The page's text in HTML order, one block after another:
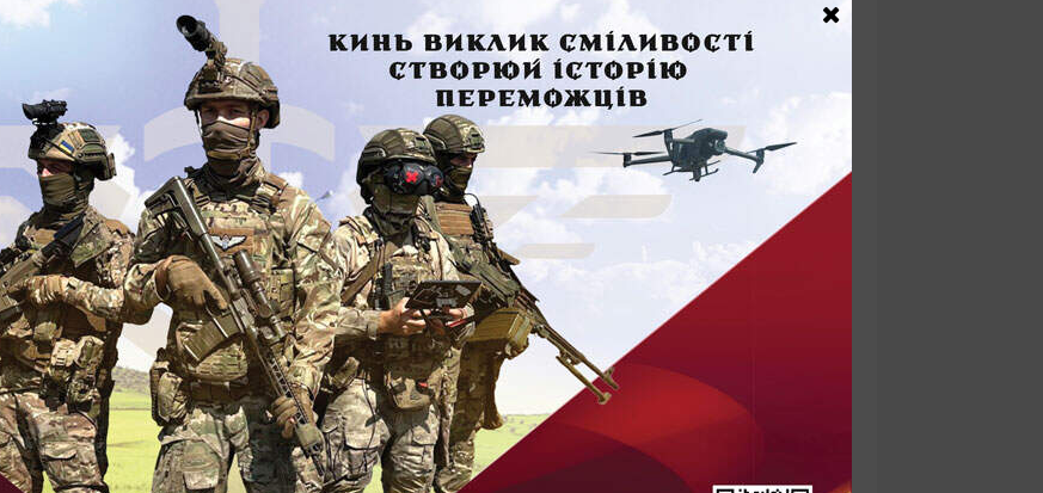
исполкома,
запорожских общепитов:
“Gastro’li”
dev_admin1488 0
во вторник, открылся не так давно. Он
с твердым намерением попробовать,[…]
в Осипенковский
пустят вместительные
dev_admin1488 0
курсировать только вместительные автобусы
власти планируют пустить новый маршрут на
Об этом идет речь в проекте решения
НЕДАВНІ ЗАПИСИ
На кордоні Литви та Білорусі за кілька тижнів
знайшли три тунелі
06.08.2026
У Німеччині дрон із вибухівкою назвали
можливою гібридною атакою
05.08.2026
У Нікополі не залишилося жодної працюючої
АЗС: пальне доводиться шукати в інших містах
05.08.2026
Ворожий дрон атакував мешканців Розумівки
та Блакитного
05.08.2026